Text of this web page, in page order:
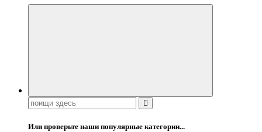
Поиск:
Или проверьте наши популярные категории...